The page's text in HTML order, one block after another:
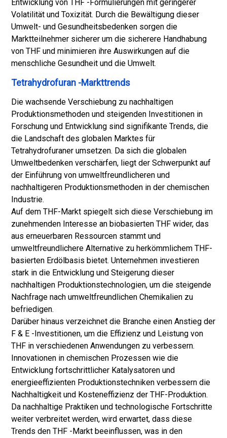
Entwicklung von THF -Formulierungen mit geringerer
Volatilität und Toxizität. Durch die Bewältigung dieser
Umwelt- und Gesundheitsbedenken sorgen die
Marktteilnehmer sicherer um die sicherere Handhabung
von THF und minimieren ihre Auswirkungen auf die
menschliche Gesundheit und die Umwelt.
Tetrahydrofuran -Markttrends
Die wachsende Verschiebung zu nachhaltigen
Produktionsmethoden und steigenden Investitionen in
Forschung und Entwicklung sind signifikante Trends, die
die Landschaft des globalen Marktes für
Tetrahydrofuraner umsetzen. Da sich die globalen
Umweltbedenken verschärfen, liegt der Schwerpunkt auf
der Einführung von umweltfreundlicheren und
nachhaltigeren Produktionsmethoden in der chemischen
Industrie.
Auf dem THF-Markt spiegelt sich diese Verschiebung im
zunehmenden Interesse an biobasierten THF wider, das
aus erneuerbaren Ressourcen stammt und
umweltfreundlichere Alternative zu herkömmlichem THF-
basierten Erdölbasis bietet. Unternehmen investieren
stark in die Entwicklung und Steigerung dieser
nachhaltigen Produktionstechnologien, um die steigende
Nachfrage nach umweltfreundlichen Chemikalien zu
befriedigen.
Darüber hinaus verzeichnet die Branche einen Anstieg der
F & E -Investitionen, um die Effizienz und Leistung von
THF in verschiedenen Anwendungen zu verbessern.
Innovationen in chemischen Prozessen wie die
Entwicklung fortschrittlicher Katalysatoren und
energieeffizienten Produktionstechniken verbessern die
Nachhaltigkeit und Kosteneffizienz der THF-Produktion.
Da nachhaltige Praktiken und technologische Fortschritte
weiter verbreitet werden, wird erwartet, dass diese
Trends den THF -Markt beeinflussen, was in den